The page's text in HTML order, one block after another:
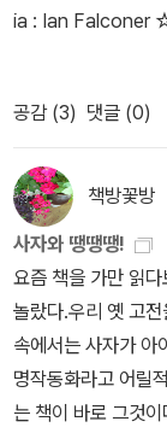
ia : Ian Falconer
e of Dr. Martin
Collier(그림) The Stray Dog : Marc Simont ☆ My Friend Ra
bbit : Eric Rohmann
he Fly : Tony DiTerlizzi Hondo & Fabian :
oah's Ark : Jerry
n the Towers :
Sarah Gets Dressed
u Do with a Tail
s/Steve Jenkins(그림) Don't Let the Pigeon
Mo Willems
공감 (3) 댓글 (0)
책방꽃방
사자와 땡땡땡!
요즘 책을 가만 읽
놀랐다.우리 옛 고
속에서는 사자가 아
명작동화라고 어릴
는 책이 바로 그것